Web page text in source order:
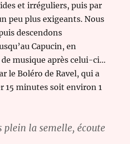
et irréguliers, puis par
peu plus exigeants. Nous
descendons
Capucin, en
musique après celui-ci…
le Boléro de Ravel, qui a
15 minutes soit environ 1
plein la semelle, écoute